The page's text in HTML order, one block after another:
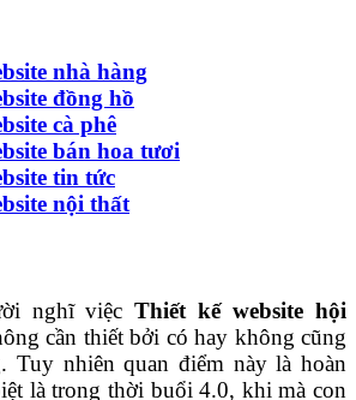
nhà hàng
đồng hồ
cà phê
bán hoa tươi
tin tức
nội thất
nghĩ việcThiết kế website hội
cần thiết bởi có hay không cũng
Tuy nhiên quan điểm này là hoàn
là trong thời buổi 4.0, khi mà con